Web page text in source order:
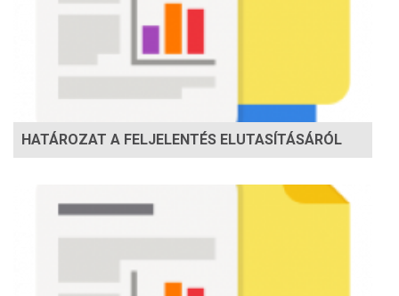
HATÁROZAT A FELJELENTÉS ELUTASÍTÁSÁRÓL